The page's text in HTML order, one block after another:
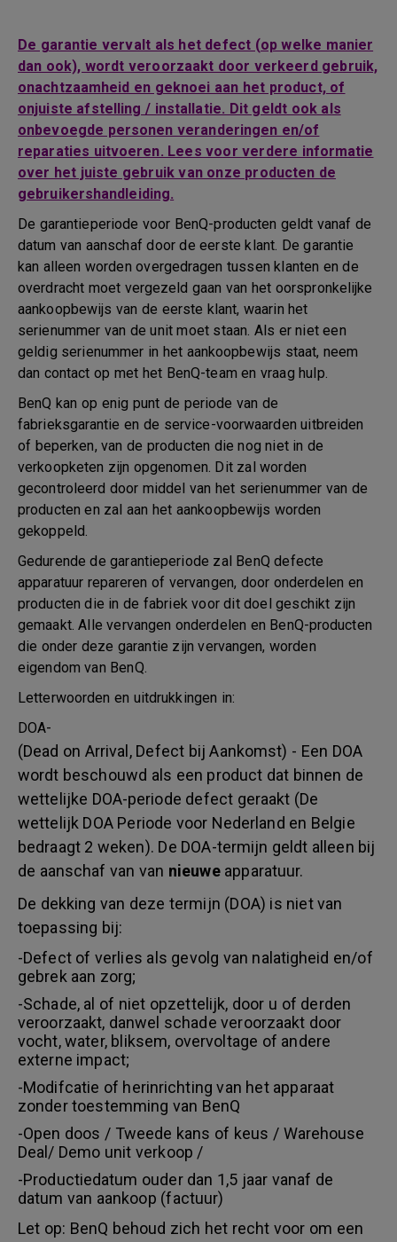
De garantie vervalt als het defect (op welke manier
dan ook), wordt veroorzaakt door verkeerd gebruik,
onachtzaamheid en geknoei aan het product, of
onjuiste afstelling / installatie. Dit geldt ook als
onbevoegde personen veranderingen en/of
reparaties uitvoeren. Lees voor verdere informatie
over het juiste gebruik van onze producten de
gebruikershandleiding.
De garantieperiode voor BenQ-producten geldt vanaf de
datum van aanschaf door de eerste klant. De garantie
kan alleen worden overgedragen tussen klanten en de
overdracht moet vergezeld gaan van het oorspronkelijke
aankoopbewijs van de eerste klant, waarin het
serienummer van de unit moet staan. Als er niet een
geldig serienummer in het aankoopbewijs staat, neem
dan contact op met het BenQ-team en vraag hulp.
BenQ kan op enig punt de periode van de
fabrieksgarantie en de service-voorwaarden uitbreiden
of beperken, van de producten die nog niet in de
verkoopketen zijn opgenomen. Dit zal worden
gecontroleerd door middel van het serienummer van de
producten en zal aan het aankoopbewijs worden
gekoppeld.
Gedurende de garantieperiode zal BenQ defecte
apparatuur repareren of vervangen, door onderdelen en
producten die in de fabriek voor dit doel geschikt zijn
gemaakt. Alle vervangen onderdelen en BenQ-producten
die onder deze garantie zijn vervangen, worden
eigendom van BenQ.
Letterwoorden en uitdrukkingen in:
DOA-
(Dead on Arrival, Defect bij Aankomst) - Een DOA
wordt beschouwd als een product dat binnen de
wettelijke DOA-periode defect geraakt (De
wettelijk DOA Periode voor Nederland en Belgie
bedraagt 2 weken). De DOA-termijn geldt alleen bij
de aanschaf van van nieuweapparatuur.
De dekking van deze termijn (DOA) is niet van
toepassing bij:
-Defect of verlies als gevolg van nalatigheid en/of
gebrek aan zorg;
-Schade, al of niet opzettelijk, door u of derden
veroorzaakt, danwel schade veroorzaakt door
vocht, water, bliksem, overvoltage of andere
externe impact;
-Modifcatie of herinrichting van het apparaat
zonder toestemming van BenQ
-Open doos / Tweede kans of keus / Warehouse
Deal/ Demo unit verkoop /
-Productiedatum ouder dan 1,5 jaar vanaf de
datum van aankoop (factuur)
Let op: BenQ behoud zich het recht voor om een